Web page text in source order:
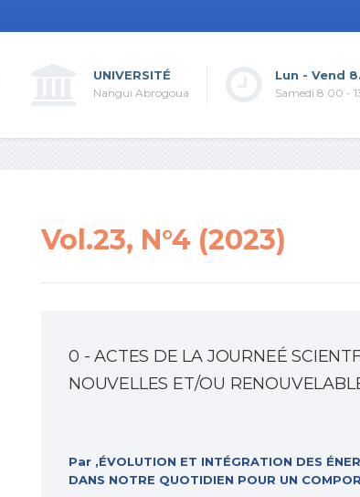
UNIVERSITÉ
Nangui Abrogoua
Lun - Vend
Samedi 8.00 -
Vol.23, N°4 (2023)
0 - ACTES DE LA JOURNEÉ
NOUVELLES ET/OU
Par ,ÉVOLUTION ET INTÉGRATION DES
DANS NOTRE QUOTIDIEN POUR UN